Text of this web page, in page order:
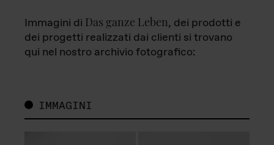
Immagini di Das ganze Leben, dei prodotti e
dei progetti realizzati dai clienti si trovano
qui nel nostro archivio fotografico:
IMMAGINI